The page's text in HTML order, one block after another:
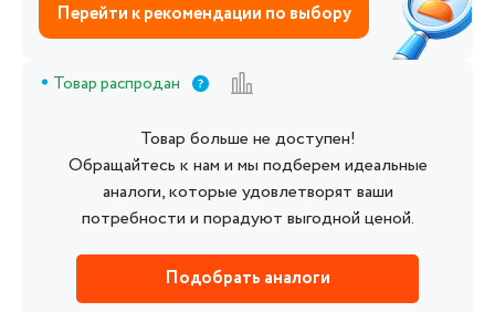
Перейти к рекомендации по выбору
Товар распродан
Товар больше не доступен!
Обращайтесь к нам и мы подберем идеальные
аналоги, которые удовлетворят ваши
потребности и порадуют выгодной ценой.
Подобрать аналоги